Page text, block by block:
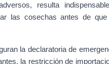
resulta
las cosechas antes de
la declaratoria de
la restricción de